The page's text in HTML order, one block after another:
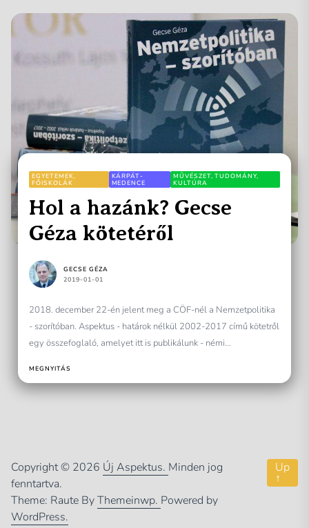
EGYETEMEK,
FŐISKOLÁK
KÁRPÁT-
MEDENCE
MŰVÉSZET, TUDOMÁNY,
KULTÚRA
Hol a hazánk? Gecse
Géza kötetéről
GECSE GÉZA
2019-01-01
2018. december 22-én jelent meg a CÖF-nél a Nemzetpolitika
- szorítóban. Aspektus - határok nélkül 2002-2017 című kötetről
egy összefoglaló, amelyet itt is publikálunk - némi...
MEGNYITÁS
Copyright © 2026 Új Aspektus. Minden jog
fenntartva.
Theme: Raute ByThemeinwp. Powered by
WordPress.
Up
↑